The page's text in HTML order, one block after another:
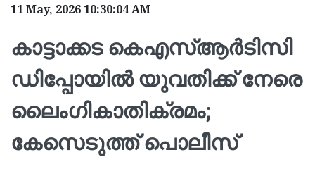
11 May, 2026 10:30:04 AM
കാട്ടാക്കട കെഎസ്ആര്‍ടിസി
ഡിപ്പോയില്‍ യുവതിക്ക് നേരെ
ലൈംഗികാതിക്രമം;
കേസെടുത്ത് പൊലീസ്